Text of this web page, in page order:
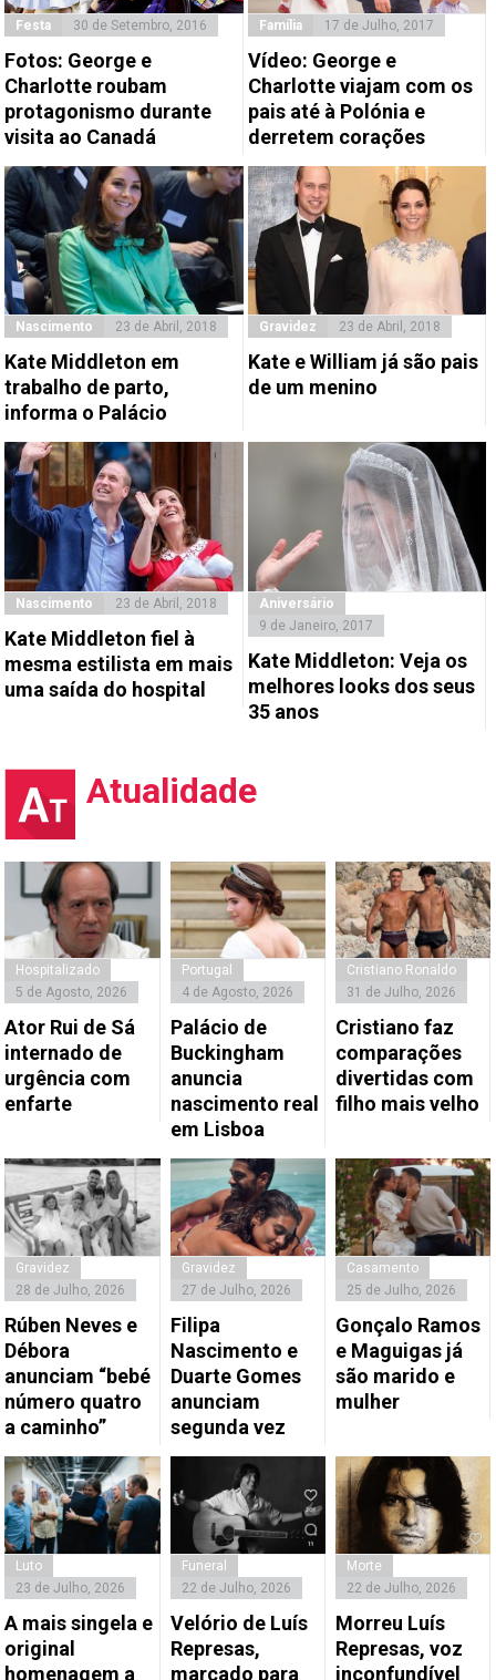
Festa 30 de Setembro, 2016
Fotos: George e
Charlotte roubam
protagonismo durante
visita ao Canadá
Família 17 de Julho, 2017
Vídeo: George e
Charlotte viajam com os
pais até à Polónia e
derretem corações
Nascimento 23 de Abril, 2018
Kate Middleton em
trabalho de parto,
informa o Palácio
Gravidez 23 de Abril, 2018
Kate e William já são pais
de um menino
Nascimento 23 de Abril, 2018
Kate Middleton fiel à
mesma estilista em mais
uma saída do hospital
Aniversário
9 de Janeiro, 2017
Kate Middleton: Veja os
melhores looks dos seus
35 anos
Atualidade
Hospitalizado
5 de Agosto, 2026
Ator Rui de Sá
internado de
urgência com
enfarte
Portugal
4 de Agosto, 2026
Palácio de
Buckingham
anuncia
nascimento real
em Lisboa
Cristiano Ronaldo
31 de Julho, 2026
Cristiano faz
comparações
divertidas com
filho mais velho
Gravidez
28 de Julho, 2026
Rúben Neves e
Débora
anunciam “bebé
número quatro
a caminho”
Gravidez
27 de Julho, 2026
Filipa
Nascimento e
Duarte Gomes
anunciam
segunda vez
Casamento
25 de Julho, 2026
Gonçalo Ramos
e Maguigas já
são marido e
mulher
Luto
23 de Julho, 2026
A mais singela e
original
homenagem a
Funeral
22 de Julho, 2026
Velório de Luís
Represas,
marcado para
Morte
22 de Julho, 2026
Morreu Luís
Represas, voz
inconfundível